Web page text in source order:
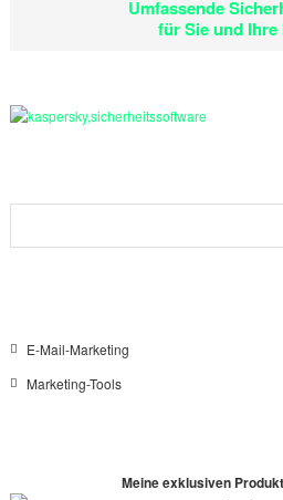
Umfassende
für Sie und Ihre
u
n
E-Mail-Marketing
Marketing-Tools
Meine exklusiven